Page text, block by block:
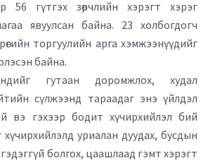
56 гүтгэх зөрчлийн хэрэгт хэрэг
явуулсан байна. 23 холбогдогч
торгуулийн арга хэмжээнүүдийг
байна.
гутаан доромжлох, худал
сүлжээнд тараадаг энэ үйлдэл
вэ гэхээр бодит хүчирхийлэл бий
хүчирхийлэлд уриалан дуудах, бусдын
болгох, цаашлаад гэмт хэрэгт